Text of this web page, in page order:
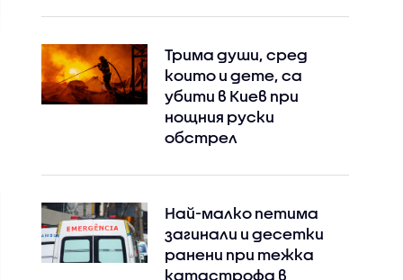
Трима души, сред
които и дете, са
убити в Киев при
нощния руски
обстрел
Най-малко петима
загинали и десетки
ранени при тежка
катастрофа в